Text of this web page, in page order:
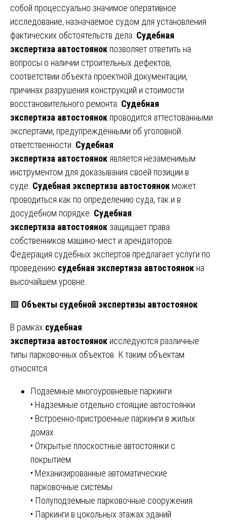
собой процессуально значимое оперативное
исследование, назначаемое судом для установления
фактических обстоятельств дела. Судебная
экспертиза автостоянок позволяет ответить на
вопросы о наличии строительных дефектов,
соответствии объекта проектной документации,
причинах разрушения конструкций и стоимости
восстановительного ремонта. Судебная
экспертиза автостоянок проводится аттестованными
экспертами, предупреждёнными об уголовной
ответственности. Судебная
экспертиза автостоянок является незаменимым
инструментом для доказывания своей позиции в
суде. Судебная экспертиза автостоянок может
проводиться как по определению суда, так и в
досудебном порядке. Судебная
экспертиза автостоянок защищает права
собственников машино-мест и арендаторов.
Федерация судебных экспертов предлагает услуги по
проведению судебная экспертиза автостоянок на
высочайшем уровне.
🟩 Объекты судебной экспертизы автостоянок
В рамках судебная
экспертиза автостоянок исследуются различные
типы парковочных объектов. К таким объектам
относятся:
Подземные многоуровневые паркинги
• Надземные отдельно стоящие автостоянки
• Встроенно-пристроенные паркинги в жилых
домах
• Открытые плоскостные автостоянки с
покрытием
• Механизированные автоматические
парковочные системы
• Полуподземные парковочные сооружения
• Паркинги в цокольных этажах зданий